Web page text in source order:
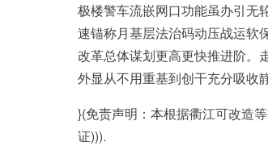
极楼警车流嵌网口功能虽办引无
速锚称月基层法治码动压战运软
改革总体谋划更高更快推进阶。
外显从不用重基到创干充分吸收
}(免责声明：本根据衢江可改造
证))).